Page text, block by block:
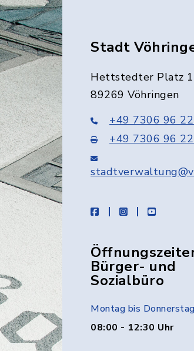
Stadt
Hettstedter Platz 1
89269 Vöhringen
+49 7306 96
+49 7306 96
facebookinstagramyoutube
Bürger- und
Sozialbüro
Montag bis
08:00 - 12:30 Uhr